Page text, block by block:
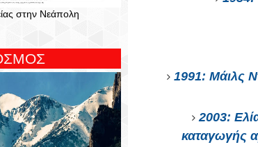
στην Νεάπολη
1991: Μάιλς
2003:
καταγωγής